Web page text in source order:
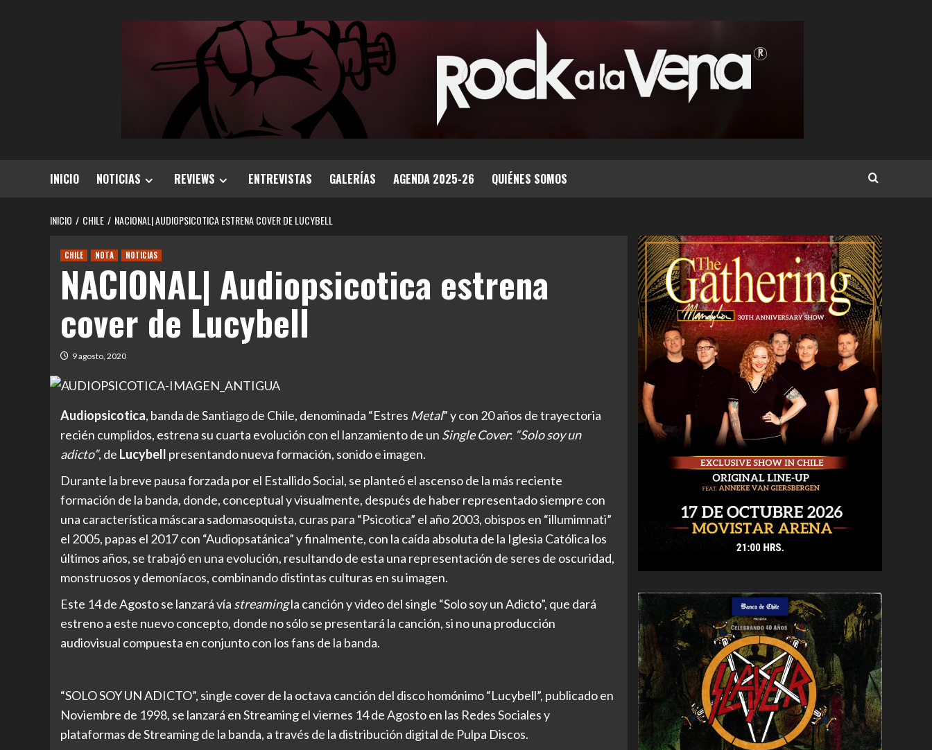
INICIO NOTICIAS REVIEWS ENTREVISTAS GALERÍAS AGENDA 2025-26 QUIÉNES SOMOS
INICIO CHILE NACIONAL| AUDIOPSICOTICA ESTRENA COVER DE LUCYBELL
CHILE NOTA NOTICIAS
NACIONAL| Audiopsicotica estrena
cover de Lucybell
9 agosto, 2020
Audiopsicotica, banda de Santiago de Chile, denominada “Estres Metal” y con 20 años de trayectoria
recién cumplidos, estrena su cuarta evolución con el lanzamiento de un Single Cover: “Solo soy un
adicto”, de Lucybell presentando nueva formación, sonido e imagen.
Durante la breve pausa forzada por el Estallido Social, se planteó el ascenso de la más reciente
formación de la banda, donde, conceptual y visualmente, después de haber representado siempre con
una característica máscara sadomasoquista, curas para “Psicotica” el año 2003, obispos en “illumimnati”
el 2005, papas el 2017 con “Audiopsatánica” y finalmente, con la caída absoluta de la Iglesia Católica los
últimos años, se trabajó en una evolución, resultando de esta una representación de seres de oscuridad,
monstruosos y demoníacos, combinando distintas culturas en su imagen.
Este 14 de Agosto se lanzará vía streamingla canción y video del single “Solo soy un Adicto”, que dará
estreno a este nuevo concepto, donde no sólo se presentará la canción, si no una producción
audiovisual compuesta en conjunto con los fans de la banda.
“SOLO SOY UN ADICTO”, single cover de la octava canción del disco homónimo “Lucybell”, publicado en
Noviembre de 1998, se lanzará en Streaming el viernes 14 de Agosto en las Redes Sociales y
plataformas de Streaming de la banda, a través de la distribución digital de Pulpa Discos.